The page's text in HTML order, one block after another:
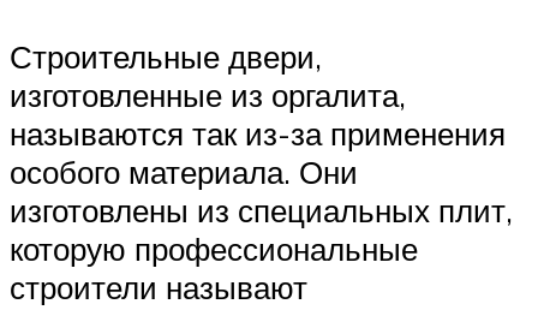
Строительные двери,
изготовленные из оргалита,
называются так из-за применения
особого материала. Они
изготовлены из специальных плит,
которую профессиональные
строители называют